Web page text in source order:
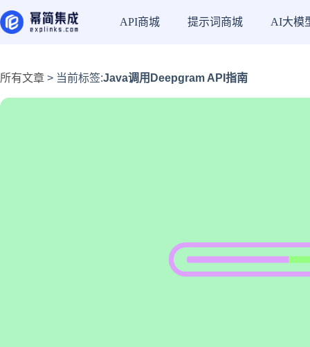
API商城 提示词商城 AI大模
所有文章 > 当前标签:Java调用Deepgram API指南